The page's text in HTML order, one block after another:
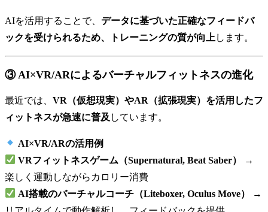
AIを活用することで、 データに基づいた正確なフィードバ
ックを受けられるため、トレーニングの質が向上 します。
③ AI×VR/ARによるバーチャルフィットネスの進化
最近では、 VR（仮想現実）やAR（拡張現実）を活用したフ
ィットネスが急速に普及 しています。
AI×VR/ARの活用例
VRフィットネスゲーム（Supernatural, Beat Saber）
→
楽しく運動しながらカロリー消費
AI搭載のバーチャルコーチ（Liteboxer, Oculus Move）
→